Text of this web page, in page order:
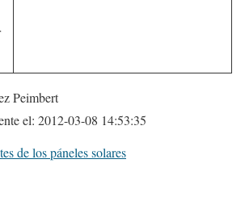
Peimbert
el: 2012-03-08 14:53:35
de los páneles solares